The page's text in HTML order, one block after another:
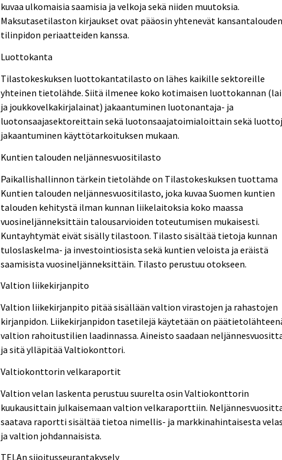
kuvaa ulkomaisia saamisia ja velkoja sekä niiden muutoksia.
Maksutasetilaston kirjaukset ovat pääosin yhtenevät kansantalouden
tilinpidon periaatteiden kanssa.
Luottokanta
Tilastokeskuksen luottokantatilasto on lähes kaikille sektoreille
yhteinen tietolähde. Siitä ilmenee koko kotimaisen luottokannan
ja joukkovelkakirjalainat) jakaantuminen luotonantaja- ja
luotonsaajasektoreittain sekä luotonsaajatoimialoittain sekä
jakaantuminen käyttötarkoituksen mukaan.
Kuntien talouden neljännesvuositilasto
Paikallishallinnon tärkein tietolähde on Tilastokeskuksen tuottama
Kuntien talouden neljännesvuositilasto, joka kuvaa Suomen kuntien
talouden kehitystä ilman kunnan liikelaitoksia koko maassa
vuosineljänneksittäin talousarvioiden toteutumisen mukaisesti.
Kuntayhtymät eivät sisälly tilastoon. Tilasto sisältää tietoja kunnan
tuloslaskelma- ja investointiosista sekä kuntien veloista ja eräistä
saamisista vuosineljänneksittäin. Tilasto perustuu otokseen.
Valtion liikekirjanpito
Valtion liikekirjanpito pitää sisällään valtion virastojen ja rahastojen
kirjanpidon. Liikekirjanpidon tasetilejä käytetään on
valtion rahoitustilien laadinnassa. Aineisto saadaan
ja sitä ylläpitää Valtiokonttori.
Valtiokonttorin velkaraportit
Valtion velan laskenta perustuu suurelta osin Valtiokonttorin
kuukausittain julkaisemaan valtion velkaraporttiin.
saatava raportti sisältää tietoa nimellis- ja markkinahintaisesta
ja valtion johdannaisista.
TELAn sijoitusseurantakysely